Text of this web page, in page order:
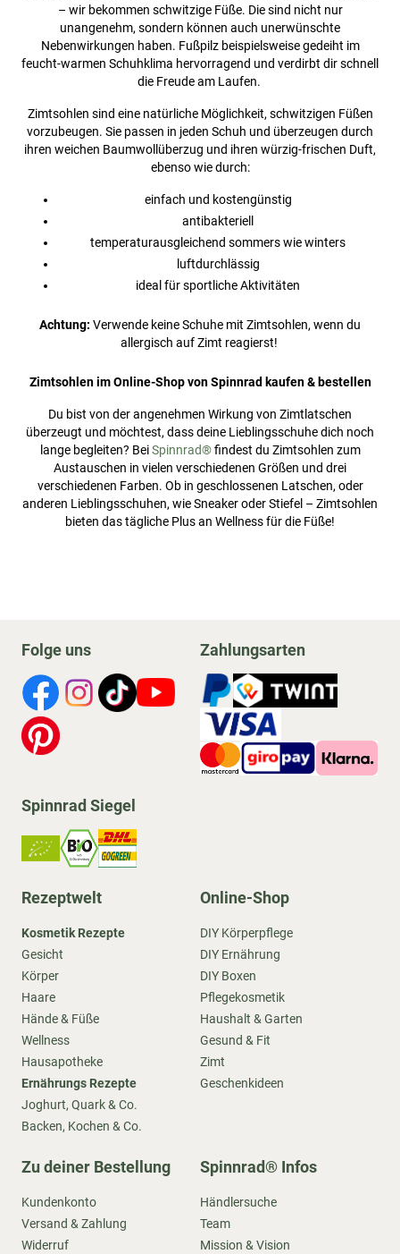
– wir bekommen schwitzige Füße. Die sind nicht nur
unangenehm, sondern können auch unerwünschte
Nebenwirkungen haben. Fußpilz beispielsweise gedeiht im
feucht-warmen Schuhklima hervorragend und verdirbt dir schnell
die Freude am Laufen.
Zimtsohlen sind eine natürliche Möglichkeit, schwitzigen Füßen
vorzubeugen. Sie passen in jeden Schuh und überzeugen durch
ihren weichen Baumwollüberzug und ihren würzig-frischen Duft,
ebenso wie durch:
einfach und kostengünstig
antibakteriell
temperaturausgleichend sommers wie winters
luftdurchlässig
ideal für sportliche Aktivitäten
Achtung: Verwende keine Schuhe mit Zimtsohlen, wenn du
allergisch auf Zimt reagierst!
Zimtsohlen im Online-Shop von Spinnrad kaufen & bestellen
Du bist von der angenehmen Wirkung von Zimtlatschen
überzeugt und möchtest, dass deine Lieblingsschuhe dich noch
lange begleiten? BeiSpinnrad®findest du Zimtsohlen zum
Austauschen in vielen verschiedenen Größen und drei
verschiedenen Farben. Ob in geschlossenen Latschen, oder
anderen Lieblingsschuhen, wie Sneaker oder Stiefel – Zimtsohlen
bieten das tägliche Plus an Wellness für die Füße!
Folge uns Zahlungsarten
Spinnrad Siegel
Rezeptwelt
Kosmetik Rezepte
Gesicht
Körper
Haare
Hände & Füße
Wellness
Hausapotheke
Ernährungs Rezepte
Joghurt, Quark & Co.
Backen, Kochen & Co.
Online-Shop
DIY Körperpflege
DIY Ernährung
DIY Boxen
Pflegekosmetik
Haushalt & Garten
Gesund & Fit
Zimt
Geschenkideen
Zu deiner Bestellung
Kundenkonto
Versand & Zahlung
Widerruf
Spinnrad® Infos
Händlersuche
Team
Mission & Vision